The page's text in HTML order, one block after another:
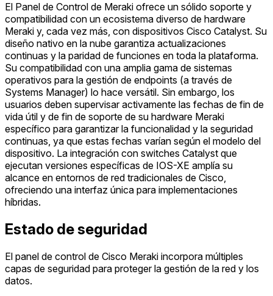
El Panel de Control de Meraki ofrece un sólido soporte y
compatibilidad con un ecosistema diverso de hardware
Meraki y, cada vez más, con dispositivos Cisco Catalyst. Su
diseño nativo en la nube garantiza actualizaciones
continuas y la paridad de funciones en toda la plataforma.
Su compatibilidad con una amplia gama de sistemas
operativos para la gestión de endpoints (a través de
Systems Manager) lo hace versátil. Sin embargo, los
usuarios deben supervisar activamente las fechas de fin de
vida útil y de fin de soporte de su hardware Meraki
específico para garantizar la funcionalidad y la seguridad
continuas, ya que estas fechas varían según el modelo del
dispositivo. La integración con switches Catalyst que
ejecutan versiones específicas de IOS-XE amplía su
alcance en entornos de red tradicionales de Cisco,
ofreciendo una interfaz única para implementaciones
híbridas.
Estado de seguridad
El panel de control de Cisco Meraki incorpora múltiples
capas de seguridad para proteger la gestión de la red y los
datos.